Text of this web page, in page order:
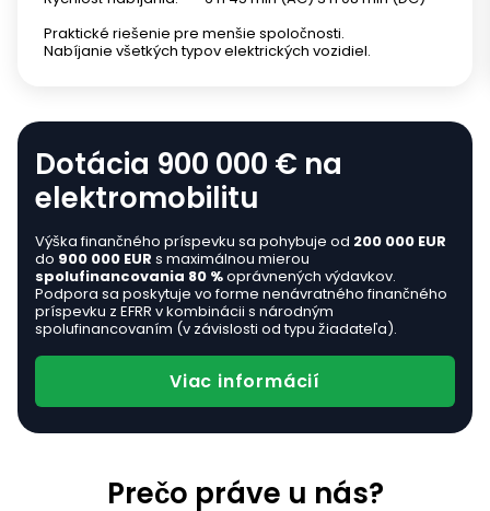
Praktické riešenie pre menšie spoločnosti.
Nabíjanie všetkých typov elektrických vozidiel.
Dotácia 900 000 € na
elektromobilitu
Výška finančného príspevku sa pohybuje od 200 000 EUR
do 900 000 EUR s maximálnou mierou
spolufinancovania 80 %oprávnených výdavkov.
Podpora sa poskytuje vo forme nenávratného finančného
príspevku z EFRR v kombinácii s národným
spolufinancovaním (v závislosti od typu žiadateľa).
Viac informácií
Prečo práve u nás?
Angličtina
Angličtina
Taliansko
Angličtina
Lotyšsko
Angličtina
Litva
Angličtina
Luxembursko
Malta